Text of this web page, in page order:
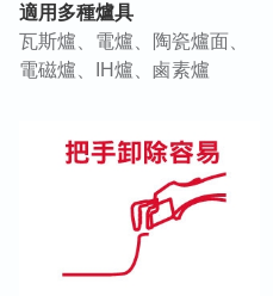
適用多種爐具
瓦斯爐、電爐、陶瓷爐面、
電磁爐、IH爐、鹵素爐